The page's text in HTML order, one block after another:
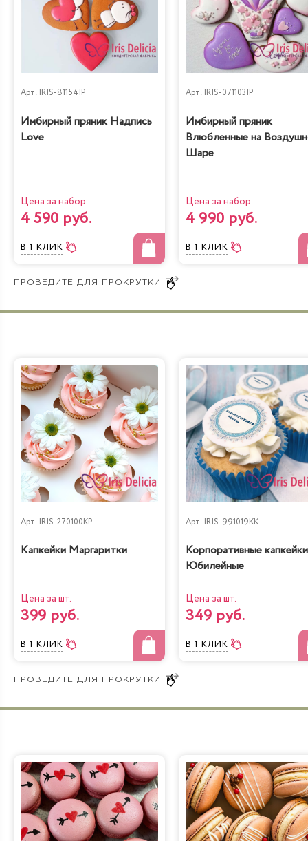
Йогуртовый с
Чизкейк
Лимонно-Маковый
Кейк
Жареный шоколад-
Сказка Тирамису
Арт. IRIS-81154IP
Имбирный пряник Надпись
Love
Цена за набор
4 590 руб.
В 1 КЛИК
Арт. IRIS-071103IP
Имбирный пряник
Влюбленные на
Шаре
Цена за набор
4 990 руб.
В 1 КЛИК
Арт. IRIS-270100KP
Капкейки Маргаритки
Цена за шт.
399 руб.
В 1 КЛИК
Арт. IRIS-991019KK
Корпоративные капкейки
Юбилейные
Цена за шт.
349 руб.
В 1 КЛИК